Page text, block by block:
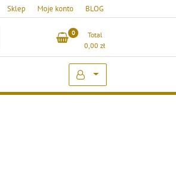
Sklep Moje konto BLOG
0
Total
0,00 zł